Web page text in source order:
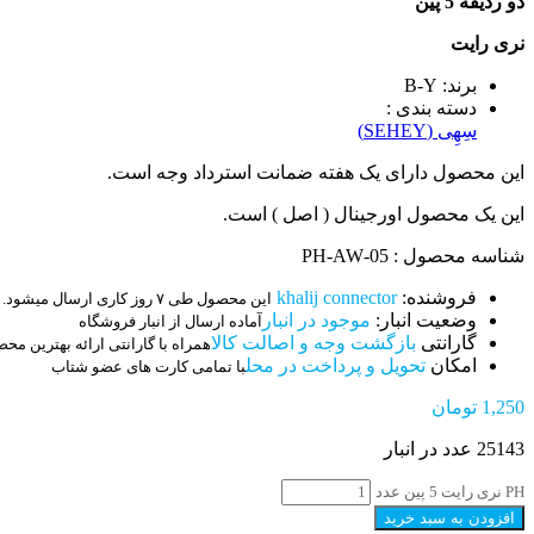
نری رایت
برند: B-Y
دسته بندی :
سِهِی (SEHEY)
این محصول دارای یک هفته ضمانت استرداد وجه است.
این یک محصول اورجینال ( اصل ) است.
شناسه محصول : 05-PH-AW
فروشنده:khalij connector این محصول طی ۷ روز کاری ارسال میشود.
وضعیت انبار: موجود در انبار آماده ارسال از انبار فروشگاه
گارانتی بازگشت وجه و اصالت کالاهمراه با گارانتی ارائه بهترین
امکان تحویل و پرداخت در محلبا تمامی کارت های عضو شتاب
1,250 تومان
25143 عدد در انبار
PH نری رایت 5 پین عدد
افزودن به سبد خرید